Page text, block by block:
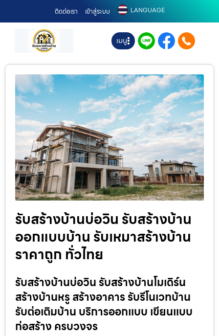
ติดต่อเรา เข้าสู่ระบบ LANGUAGE
เมนู
รับสร้างบ้านบ่อวิน รับสร้างบ้าน
ออกแบบบ้าน รับเหมาสร้างบ้าน
ราคาถูก ทั่วไทย
รับสร้างบ้านบ่อวิน รับสร้างบ้านโมเดิร์น
สร้างบ้านหรู สร้างอาคาร รับรีโนเวทบ้าน
รับต่อเติมบ้าน บริการออกแบบ เขียนแบบ
ก่อสร้าง ครบวงจร